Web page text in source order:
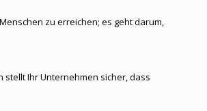
zu erreichen; es geht darum,
Ihr Unternehmen sicher, dass